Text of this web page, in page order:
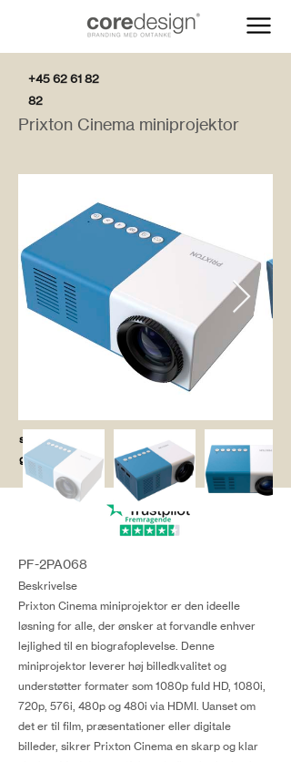
+45 62 61 82
82
salg@coredesi
gn.dk
Prixton Cinema miniprojektor
PF-2PA068
Beskrivelse
Prixton Cinema miniprojektor er den ideelle
løsning for alle, der ønsker at forvandle enhver
lejlighed til en biografoplevelse. Denne
miniprojektor leverer høj billedkvalitet og
understøtter formater som 1080p fuld HD, 1080i,
720p, 576i, 480p og 480i via HDMI. Uanset om
det er til film, præsentationer eller digitale
billeder, sikrer Prixton Cinema en skarp og klar